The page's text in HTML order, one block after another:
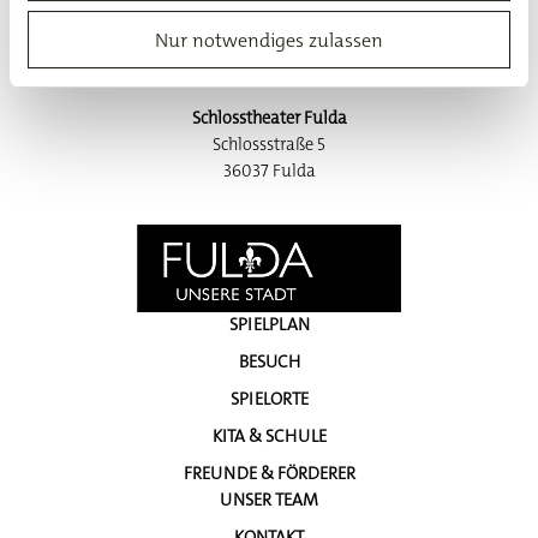
Nur notwendiges zulassen
Schlosstheater Fulda
Schlossstraße 5
36037 Fulda
SPIELPLAN
BESUCH
SPIELORTE
KITA & SCHULE
FREUNDE & FÖRDERER
UNSER TEAM